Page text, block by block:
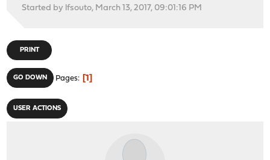
Started by lfsouto, March 13, 2017, 09:01:16 PM
PRINT
GO DOWN Pages 1
USER ACTIONS